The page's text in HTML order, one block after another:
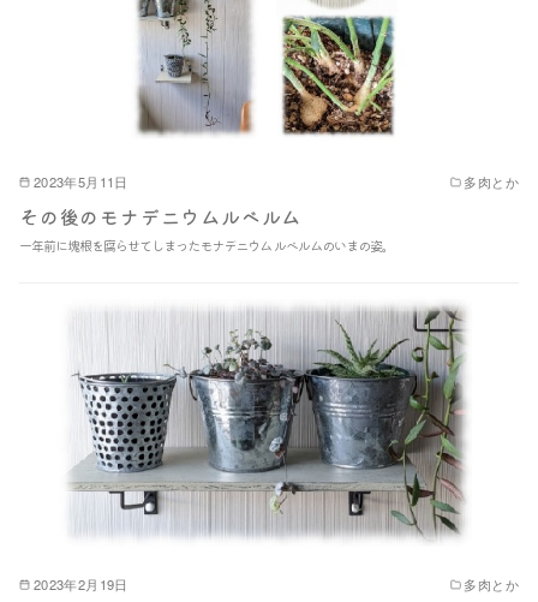
2023年5月11日 多肉とか
その後のモナデニウムルベルム
一年前に塊根を腐らせてしまったモナデニウム ルベルムのいまの姿｡
2023年2月19日 多肉とか